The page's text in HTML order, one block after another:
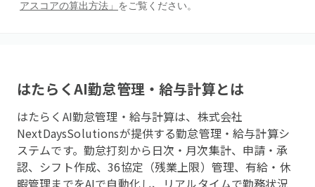
アスコアの算出方法」 をご覧ください。
はたらくAI勤怠管理・給与計算とは
はたらくAI勤怠管理・給与計算は、株式会社
NextDaysSolutionsが提供する勤怠管理・給与計算シ
ステムです。勤怠打刻から日次・月次集計、申請・承
認、シフト作成、36協定（残業上限）管理、有給・休
暇管理までをAIで自動化し、リアルタイムで勤務状況